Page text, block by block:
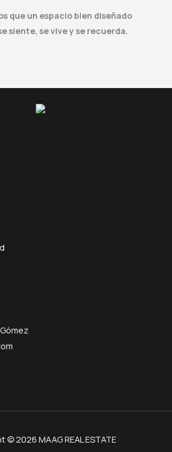
que un espacio bien diseñado
siente, se vive y se recuerda.
© 2026 MAAG REAL ESTATE